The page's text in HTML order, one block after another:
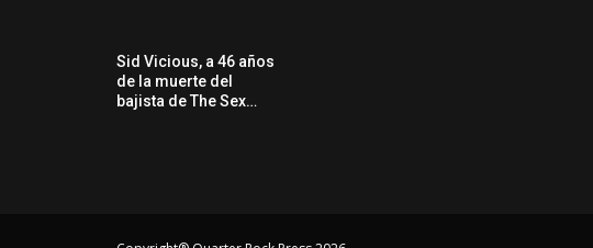
Sid Vicious, a 46 años
de la muerte del
bajista de The Sex…